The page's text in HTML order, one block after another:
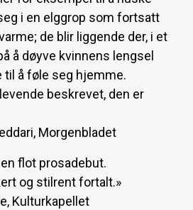
i en elggrop som fortsatt
de blir liggende der, i et
å døyve kvinnens lengsel
til å føle seg hjemme.
beskrevet, den er
Morgenbladet
flot prosadebut.
og stilrent fortalt.»
Kulturkapellet